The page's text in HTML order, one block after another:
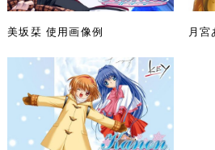
美坂栞 使用画像例 月